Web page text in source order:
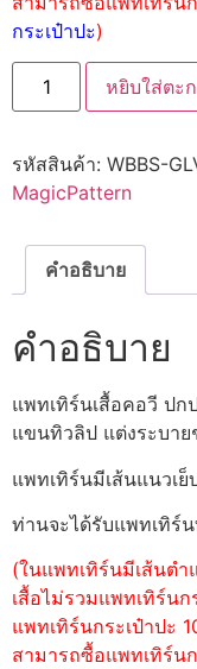
กระเป๋าปะ)
หยิบใส่ตะ
รหัสสินค้า: WBBS-
MagicPattern
คำอธิบาย
คำอธิบาย
แพทเทิร์นเสื้อคอวี ปก
แขนทิวลิป แต่งระบาย
แพทเทิร์นมีเส้นแนวเย็
ท่านจะได้รับแพทเทิร์น
(ในแพทเทิร์นมีเส้นต
เสื้อไม่รวมแพทเทิร์น
แพทเทิร์นกระเป๋าปะ
สามารถซื้อแพทเทิร์น